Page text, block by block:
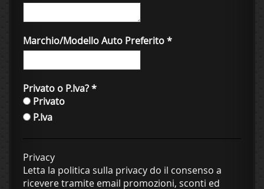
Marchio/Modello Auto Preferito*
Privato o P.Iva?*
Privato
P.Iva
Privacy
Letta la politica sulla privacy do il consenso a
ricevere tramite email promozioni, sconti ed